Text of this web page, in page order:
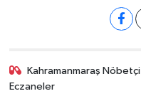
Kahramanmaraş Nöbetçi
Eczaneler